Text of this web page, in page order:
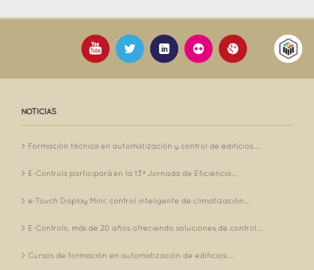
NOTICIAS
Formación técnica en automatización y control de edificios...
E-Controls participará en la 13ª Jornada de Eficiencia...
e-Touch Display Mini: control inteligente de climatización...
E-Controls, más de 20 años ofreciendo soluciones de control...
Cursos de formación en automatización de edificios:...